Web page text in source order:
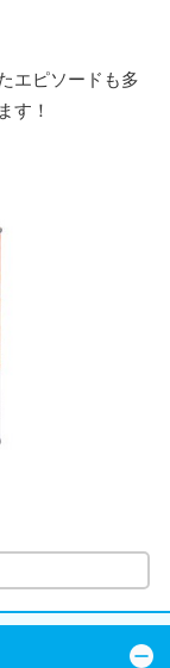
エピソードも多
す！